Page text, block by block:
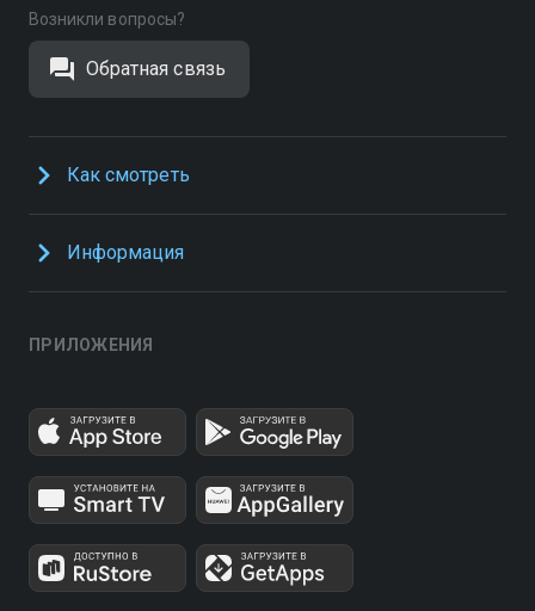
Возникли вопросы?
Обратная связь
Как смотреть
Информация
ПРИЛОЖЕНИЯ